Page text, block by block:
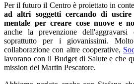
Per il futuro il Centro è proiettato in
ad altri soggetti cercando di
mentale per creare cose nuove e
anche la prevenzione
soprattutto per i giovanissimi.
collaborazione con altre cooperative,
lavorano con il Budget di Salute e che
mission del Martin Pescatore.